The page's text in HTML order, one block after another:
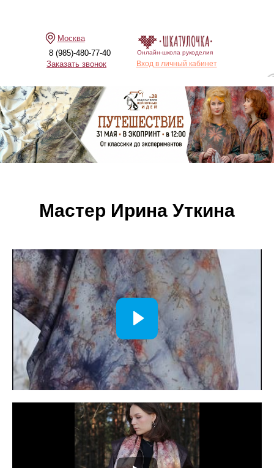
Онлайн-школа рукоделия
8 (985)-480-77-40
Вход в личный кабинет
Москва
Заказать звонок
Мастер Ирина Уткина